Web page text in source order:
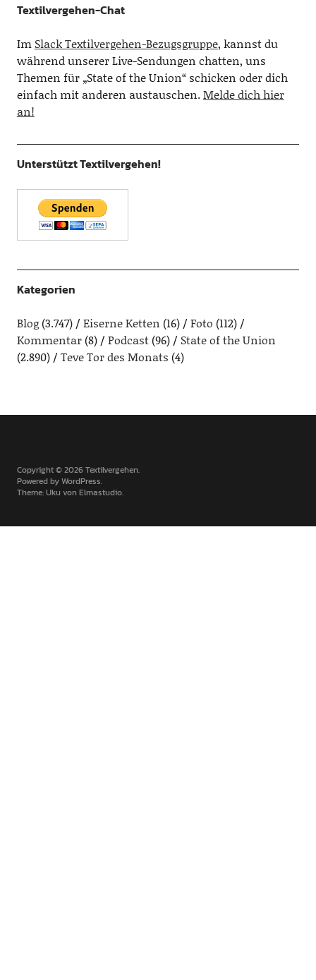
Textilvergehen-Chat
Im Slack Textilvergehen-Bezugsgruppe, kannst du
während unserer Live-Sendungen chatten, uns
Themen für „State of the Union“ schicken oder dich
einfach mit anderen austauschen.Melde dich hier
an!
Unterstützt Textilvergehen!
Kategorien
Blog(3.747) Eiserne Ketten (16) Foto (112)
Kommentar(8) Podcast(96)
State of the Union
(2.890)
Teve Tor des Monats (4)
Copyright © 2026 Textilvergehen
Powered byWordPress
Theme: Uku vonElmastudio